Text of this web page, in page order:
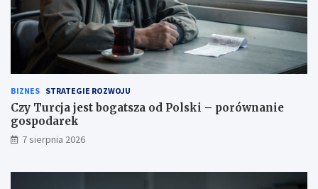
c
i
ć
a
g
ę
?
n
a
n
g
o
s
p
o
d
BIZNES STRATEGIE ROZWOJU
Czy Turcja jest bogatsza od Polski – porównanie
gospodarek
7 sierpnia 2026